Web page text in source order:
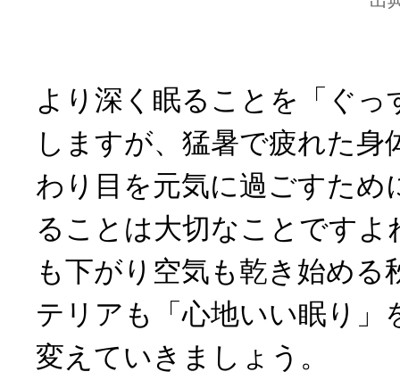
より深く眠ることを「ぐっ
しますが、猛暑で疲れた身
わり目を元気に過ごすため
ることは大切なことですよ
も下がり空気も乾き始める
テリアも「心地いい眠り」
変えていきましょう。